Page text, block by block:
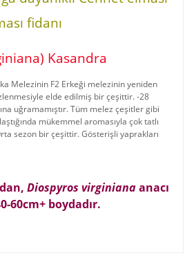
fidanı
Kasandra
Melezinin F2 Erkeği melezinin yeniden
elde edilmiş bir çeşittir. -28
uğramamıştır. Tüm melez çeşitler gibi
mükemmel aromasıyla çok tatlı
sezon bir çeşittir. Gösterişli yaprakları
, Diospyros virginianaanacı
60cm+ boydadır.